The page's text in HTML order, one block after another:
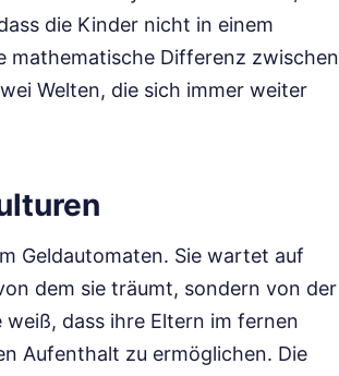
die Kinder nicht in einem
mathematische Differenz zwischen
Welten, die sich immer weiter
Geldautomaten. Sie wartet auf
dem sie träumt, sondern von der
dass ihre Eltern im fernen
Aufenthalt zu ermöglichen. Die